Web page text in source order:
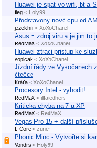
Huawei je spat vo wifi, bt a
fleg < Holy99
Představeny nové cpu od
jezekhifi < XoXoChanel
Asus = zdroj viru a je jim to
RedMaX < XoXoChanel
Huawei ztraci pristup ke
vopicak < XoXoChanel
Jízdní řády ve Vysočanech
čtečce
Kráťa < XoXoChanel
Procesory Intel - vyhodit!
RedMaX < illfatedhers
Kriticka chyba na 7 a XP
RedMaX < RedMaX
Vegas Pro 15 + další
L-Core < zuner
Phonic Mind - Vytvořte si
Vondrs < Holy99